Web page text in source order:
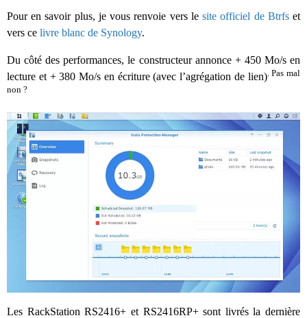
Pour en savoir plus, je vous renvoie vers lesite officiel de Btrfset
vers ce livre blanc de Synology.
Du côté des performances, le constructeur annonce + 450 Mo/s en
lecture et + 380 Mo/s en écriture (avec l’agrégation de lien) . Pas mal
non ?
Les RackStation RS2416+ et RS2416RP+ sont livrés la dernière